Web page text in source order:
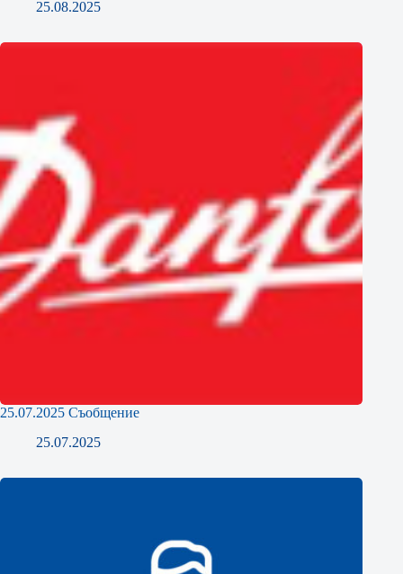
25.08.2025
25.07.2025 Съобщение
25.07.2025